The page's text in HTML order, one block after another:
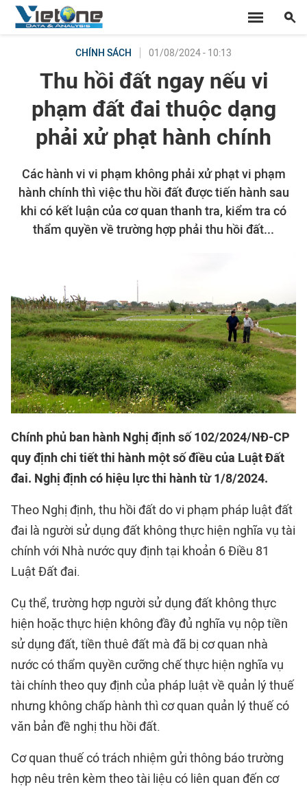
CHÍNH SÁCH 01/08/2024 - 10:13
Thu hồi đất ngay nếu vi
phạm đất đai thuộc dạng
phải xử phạt hành chính
Các hành vi vi phạm không phải xử phạt vi phạm
hành chính thì việc thu hồi đất được tiến hành sau
khi có kết luận của cơ quan thanh tra, kiểm tra có
thẩm quyền về trường hợp phải thu hồi đất...
Chính phủ ban hành Nghị định số 102/2024/NĐ-CP
quy định chi tiết thi hành một số điều của Luật Đất
đai. Nghị định có hiệu lực thi hành từ 1/8/2024.
Theo Nghị định, thu hồi đất do vi phạm pháp luật đất
đai là người sử dụng đất không thực hiện nghĩa vụ tài
chính với Nhà nước quy định tại khoản 6 Điều 81
Luật Đất đai.
Cụ thể, trường hợp người sử dụng đất không thực
hiện hoặc thực hiện không đầy đủ nghĩa vụ nộp tiền
sử dụng đất, tiền thuê đất mà đã bị cơ quan nhà
nước có thẩm quyền cưỡng chế thực hiện nghĩa vụ
tài chính theo quy định của pháp luật về quản lý thuế
nhưng không chấp hành thì cơ quan quản lý thuế có
văn bản đề nghị thu hồi đất.
Cơ quan thuế có trách nhiệm gửi thông báo trường
hợp nêu trên kèm theo tài liệu có liên quan đến cơ